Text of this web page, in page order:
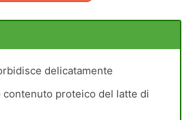
delicatamente
contenuto proteico del latte di